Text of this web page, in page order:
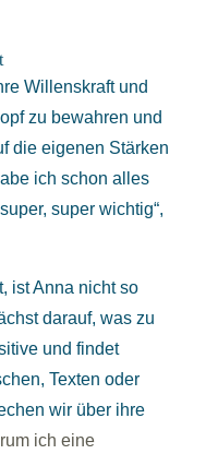
Willenskraft und
zu bewahren und
die eigenen Stärken
ich schon alles
super wichtig“,
ist Anna nicht so
darauf, was zu
und findet
Texten oder
wir über ihre
ich eine